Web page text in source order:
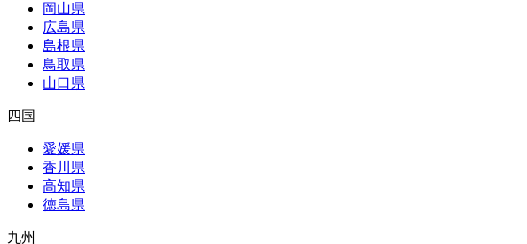
岡山県
広島県
島根県
鳥取県
山口県
四国
愛媛県
香川県
高知県
徳島県
九州